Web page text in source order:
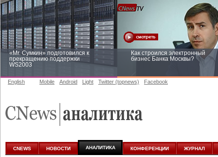
«Mr. Сумкин» подготовился к
прекращению поддержки
WS2003
Как строился электронный
бизнес Банка Москвы?
аналитике
English Mobile Android Light Twitter (topnews) Facebook
CNEWS НОВОСТИ АНАЛИТИКА КОНФЕРЕНЦИИ ЖУРНАЛ